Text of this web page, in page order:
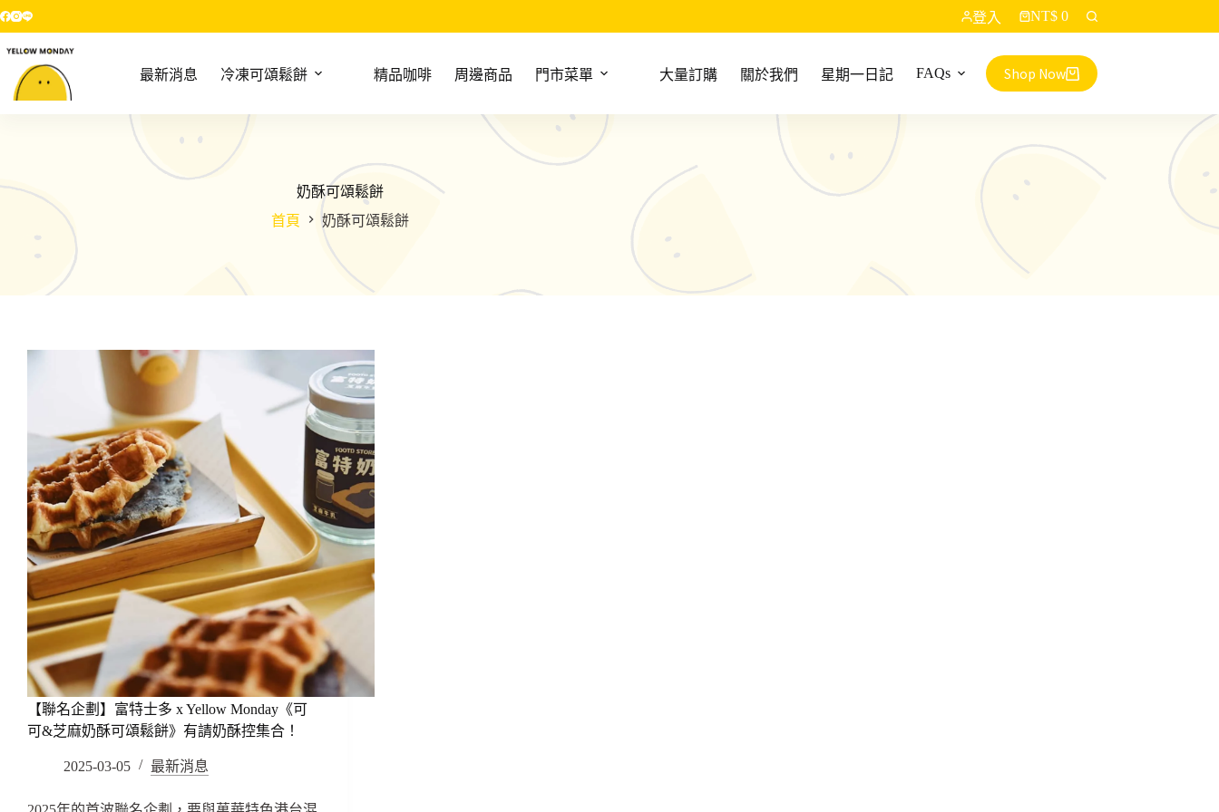
跳
至
主
內
登入
車
NT$0
最新消息 冷凍可頌鬆餅 精品咖啡 周邊商品 門市菜單 大量訂購 關於我們 星期一日記 FAQs Shop Now
奶酥可頌鬆餅
首頁
奶酥可頌鬆餅
【聯名企劃】富特士多 x Yellow Monday《可
可&芝麻奶酥可頌鬆餅》有請奶酥控集合！
2025-03-05 最新消息